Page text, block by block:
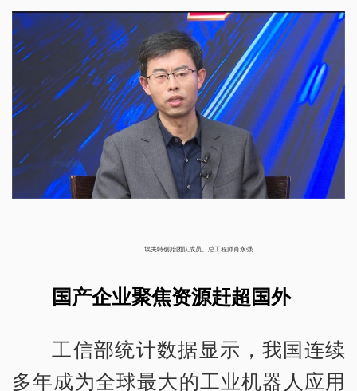
埃夫特创始团队成员、总工程师肖永强
国产企业聚焦资源赶超国外
工信部统计数据显示，我国连续
多年成为全球最大的工业机器人应用